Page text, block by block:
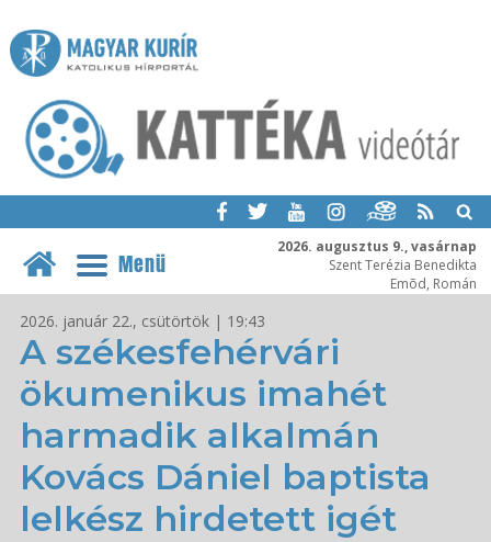
2026. augusztus 9., vasárnap
Szent Terézia Benedikta
Emõd, Román
Menü
2026. január 22., csütörtök | 19:43
A székesfehérvári
ökumenikus imahét
harmadik alkalmán
Kovács Dániel baptista
lelkész hirdetett igét